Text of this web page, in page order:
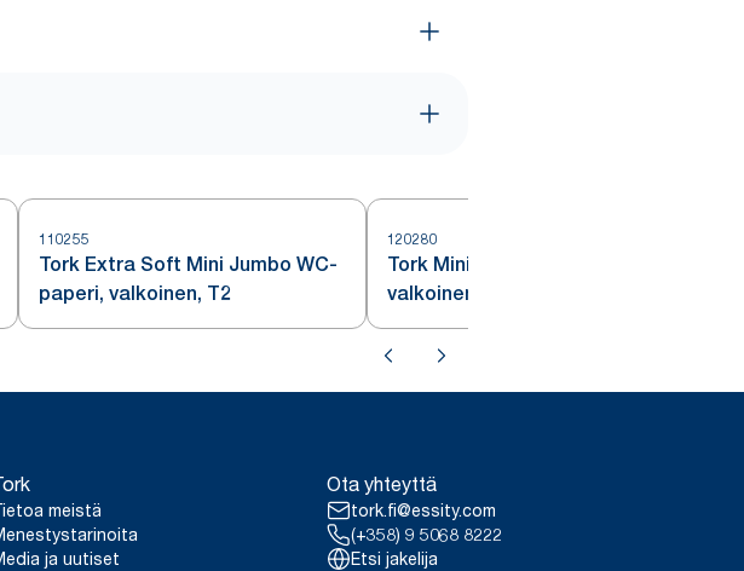
110255
Tork Extra Soft Mini Jumbo WC-
paperi, valkoinen, T2
120280
Tork Mini Jumbo WC-paperi,
valkoinen, T2
meistä
ja uutiset
Ota yhteyttä
tork.fi@essity.com
(+358) 9 5068 8222
Etsi jakelija